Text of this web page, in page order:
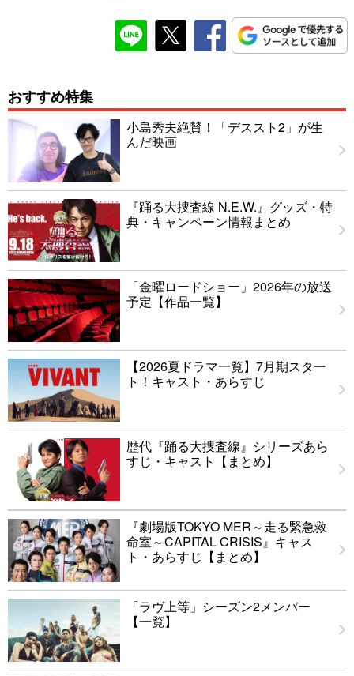
おすすめ特集
小島秀夫絶賛！「デススト2」が生
んだ映画
『踊る大捜査線 N.E.W.』グッズ・特
典・キャンペーン情報まとめ
「金曜ロードショー」2026年の放送
予定【作品一覧】
【2026夏ドラマ一覧】7月期スター
ト！キャスト・あらすじ
歴代『踊る大捜査線』シリーズあら
すじ・キャスト【まとめ】
『劇場版TOKYO MER～走る緊急救
命室～CAPITAL CRISIS』キャス
ト・あらすじ【まとめ】
「ラヴ上等」シーズン2メンバー
【一覧】